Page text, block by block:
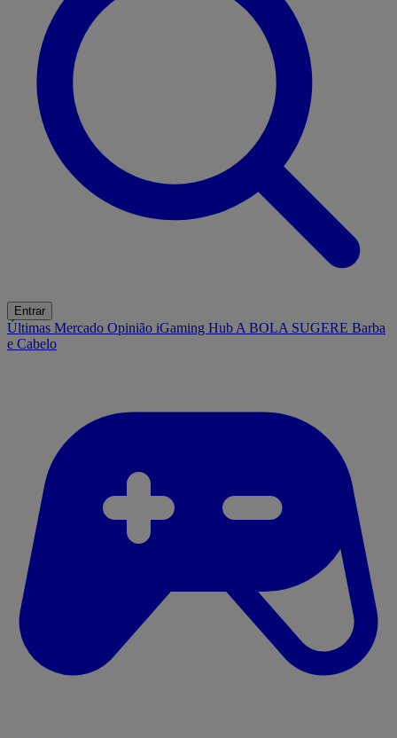
Entrar
Últimas Mercado Opinião iGaming Hub A BOLA SUGERE Barba
e Cabelo